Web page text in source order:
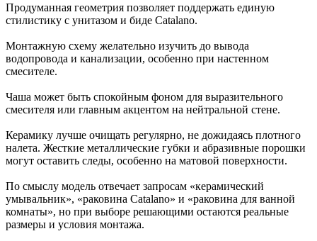
Продуманная геометрия позволяет поддержать единую
стилистику с унитазом и биде Catalano.
Монтажную схему желательно изучить до вывода
водопровода и канализации, особенно при настенном
смесителе.
Чаша может быть спокойным фоном для выразительного
смесителя или главным акцентом на нейтральной стене.
Керамику лучше очищать регулярно, не дожидаясь плотного
налета. Жесткие металлические губки и абразивные порошки
могут оставить следы, особенно на матовой поверхности.
По смыслу модель отвечает запросам «керамический
умывальник», «раковина Catalano» и «раковина для ванной
комнаты», но при выборе решающими остаются реальные
размеры и условия монтажа.